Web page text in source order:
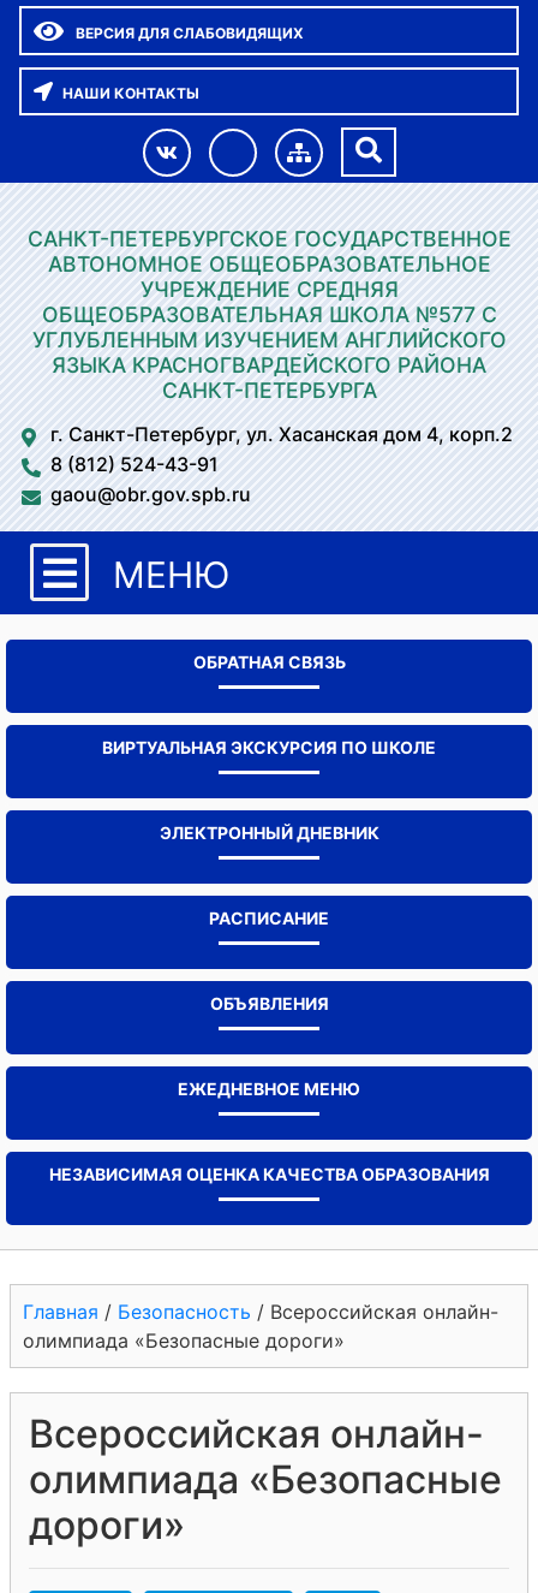
ВЕРСИЯ ДЛЯ СЛАБОВИДЯЩИХ
НАШИ КОНТАКТЫ
САНКТ-ПЕТЕРБУРГСКОЕ ГОСУДАРСТВЕННОЕ
АВТОНОМНОЕ ОБЩЕОБРАЗОВАТЕЛЬНОЕ
УЧРЕЖДЕНИЕ СРЕДНЯЯ
ОБЩЕОБРАЗОВАТЕЛЬНАЯ ШКОЛА №577 С
УГЛУБЛЕННЫМ ИЗУЧЕНИЕМ АНГЛИЙСКОГО
ЯЗЫКА КРАСНОГВАРДЕЙСКОГО РАЙОНА
САНКТ-ПЕТЕРБУРГА
г. Санкт-Петербург, ул. Хасанская дом 4, корп.2
8 (812) 524-43-91
gaou@obr.gov.spb.ru
МЕНЮ
ОБРАТНАЯ СВЯЗЬ
ВИРТУАЛЬНАЯ ЭКСКУРСИЯ ПО ШКОЛЕ
ЭЛЕКТРОННЫЙ ДНЕВНИК
РАСПИСАНИЕ
ОБЪЯВЛЕНИЯ
ЕЖЕДНЕВНОЕ МЕНЮ
НЕЗАВИСИМАЯ ОЦЕНКА КАЧЕСТВА ОБРАЗОВАНИЯ
Главная / Безопасность / Всероссийская онлайн-
олимпиада «Безопасные дороги»
Всероссийская онлайн-
олимпиада «Безопасные
дороги»